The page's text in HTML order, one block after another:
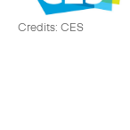
Credits: CES